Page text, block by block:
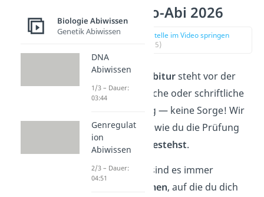
Fit fürs Bio-Abi 2026
zur Stelle im Video springen
(00:15)
DasBiologie-Abitursteht vor der
Tür. Ob mündliche oder schriftliche
Bio-Abi Prüfung — keine Sorge! Wir
zeigen dir hier, wie du die Prüfung
auf jeden Fall
bestehst.
Grundsätzlich sind es immer
Themen, auf die du dich
Biologie Abiwissen
Genetik Abiwissen
DNA
Abiwissen
1/3 – Dauer:
03:44
Genregulat
ion
Abiwissen
2/3 – Dauer:
04:51